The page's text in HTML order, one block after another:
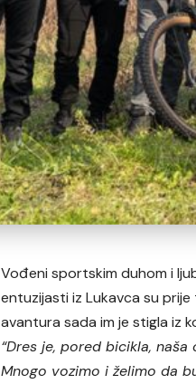
Vođeni sportskim duhom i
entuzijasti iz Lukavca su
avantura sada im je stigla iz
“Dres je, pored bicikla,
Mnogo vozimo i želimo da